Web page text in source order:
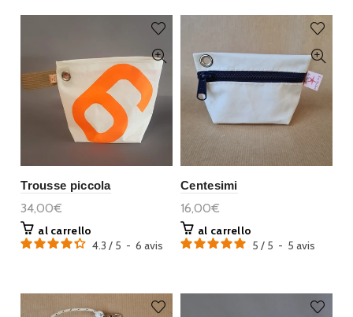
Trousse piccola
34,00€
al carrello
4.3 / 5 - 6avis
Centesimi
16,00€
al carrello
5 / 5 - 5 avis